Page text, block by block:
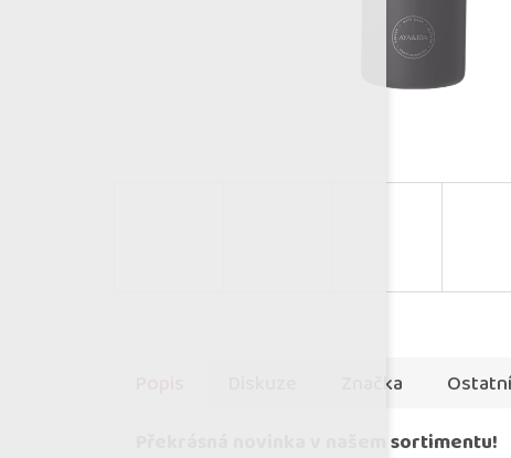
Značka
Překrásná novinka v našem sortimentu!